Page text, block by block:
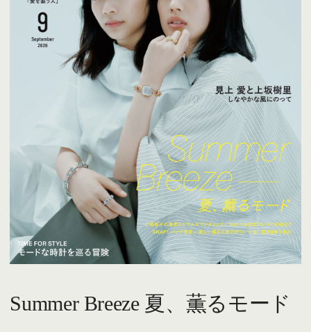
Summer Breeze 夏、薫るモード